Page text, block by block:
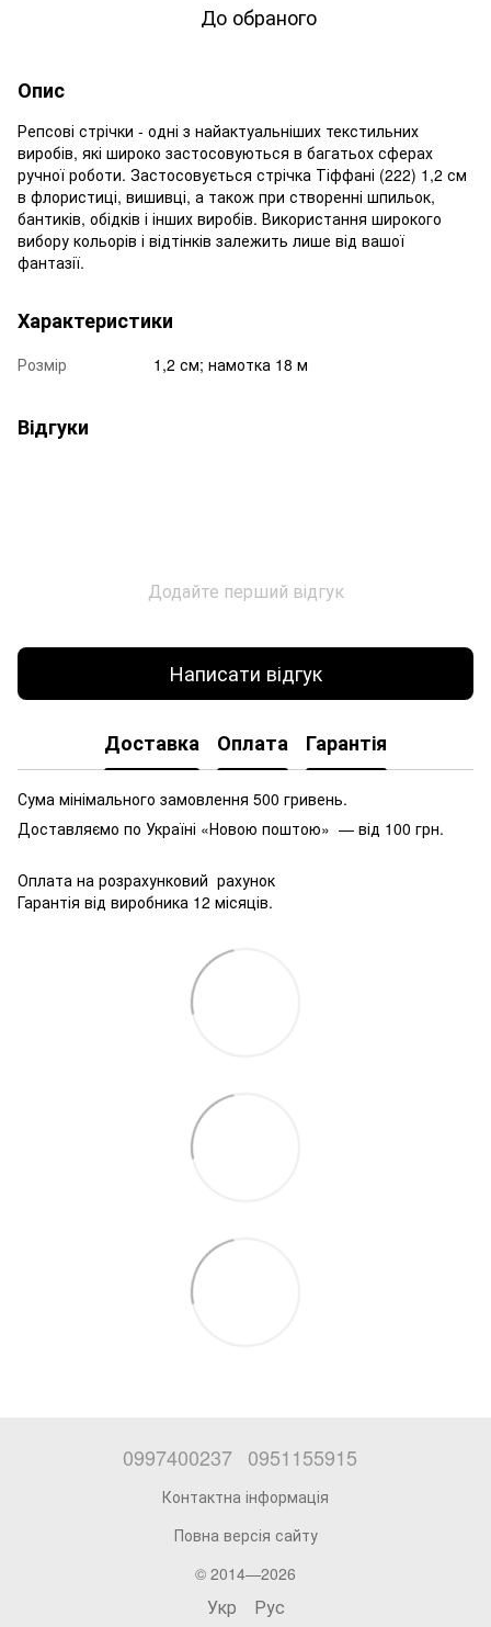
До обраного
Опис
Репсові стрічки - одні з найактуальніших текстильних
виробів, які широко застосовуються в багатьох сферах
ручної роботи. Застосовується стрічка Тіффані (222) 1,2 см
в флористиці, вишивці, а також при створенні шпильок,
бантиків, обідків і інших виробів. Використання широкого
вибору кольорів і відтінків залежить лише від вашої
фантазії.
Характеристики
Розмір 1,2 см; намотка 18 м
Відгуки
Додайте перший відгук
Написати відгук
Доставка Оплата Гарантія
Сума мінімального замовлення 500 гривень.
Доставляємо по Україні «Новою поштою» — від 100 грн.
Оплата на розрахунковий рахунок
Гарантія від виробника 12 місяців.
0997400237 0951155915
Контактна інформація
Повна версія сайту
© 2014—2026
Укр Рус